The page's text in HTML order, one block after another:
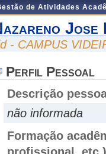
de Atividades
- CAMPUS
Perfil Pessoal
Descrição
não informada
Formação